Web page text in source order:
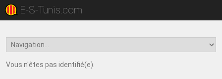
E-S-Tunis.com
Vous n'êtes pas identifié(e).